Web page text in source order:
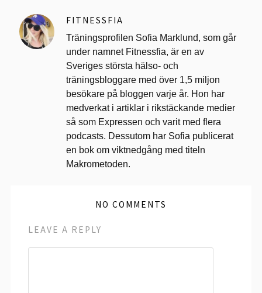
FITNESSFIA
Träningsprofilen Sofia Marklund, som går
under namnet Fitnessfia, är en av
Sveriges största hälso- och
träningsbloggare med över 1,5 miljon
besökare på bloggen varje år. Hon har
medverkat i artiklar i rikstäckande medier
så som Expressen och varit med flera
podcasts. Dessutom har Sofia publicerat
en bok om viktnedgång med titeln
Makrometoden.
NO COMMENTS
LEAVE A REPLY